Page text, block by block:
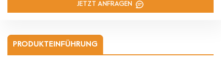
JETZT ANFRAGEN
PRODUKTEINFÜHRUNG